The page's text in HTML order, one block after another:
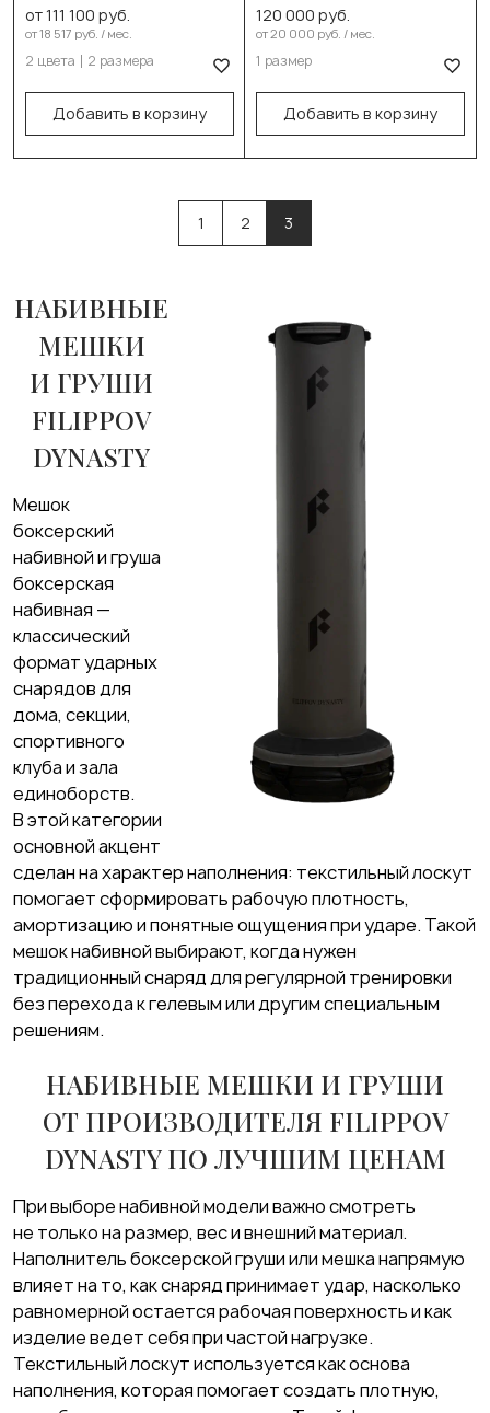
от 111 100 руб.
от 18 517 руб. / мес.
2 цвета 2 размера
Добавить в корзину
Имитация ног. На
растяжках
С шайбой утяжелителем
В корзину
120 000 руб.
от 20 000 руб. / мес.
1 размер
Добавить в корзину
130см/45см/58-60кг
1 2 3
НАБИВНЫЕ
МЕШКИ
И ГРУШИ
FILIPPOV
DYNASTY
Мешок
боксерский
набивной и груша
боксерская
набивная —
классический
формат ударных
снарядов для
дома, секции,
спортивного
клуба и зала
единоборств.
В этой категории
основной акцент
сделан на характер наполнения: текстильный лоскут
помогает сформировать рабочую плотность,
амортизацию и понятные ощущения при ударе. Такой
мешок набивной выбирают, когда нужен
традиционный снаряд для регулярной тренировки
без перехода к гелевым или другим специальным
решениям.
НАБИВНЫЕ МЕШКИ И ГРУШИ
ОТ ПРОИЗВОДИТЕЛЯ FILIPPOV
DYNASTY ПО ЛУЧШИМ ЦЕНАМ
При выборе набивной модели важно смотреть
не только на размер, вес и внешний материал.
Наполнитель боксерской груши или мешка напрямую
влияет на то, как снаряд принимает удар, насколько
равномерной остается рабочая поверхность и как
изделие ведет себя при частой нагрузке.
Текстильный лоскут используется как основа
наполнения, которая помогает создать плотную,